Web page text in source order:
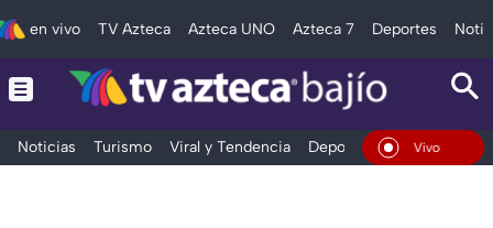
en vivo TV Azteca Azteca UNO Azteca 7 Deportes
Noticias Turismo Viral y Tendencia Deportes Espectáculos
En Vivo